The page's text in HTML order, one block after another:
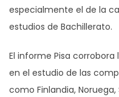
especialmente el de la
estudios de Bachillerato.
El informe Pisa
en el estudio de las
como Finlandia,